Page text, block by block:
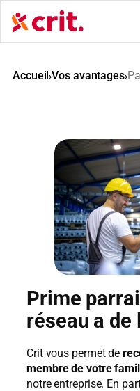
Aller
au
contenu
Accueil›Vos avantages›
Prime
réseau a de
Crit vous permet de
membre de votre
notre entreprise. En